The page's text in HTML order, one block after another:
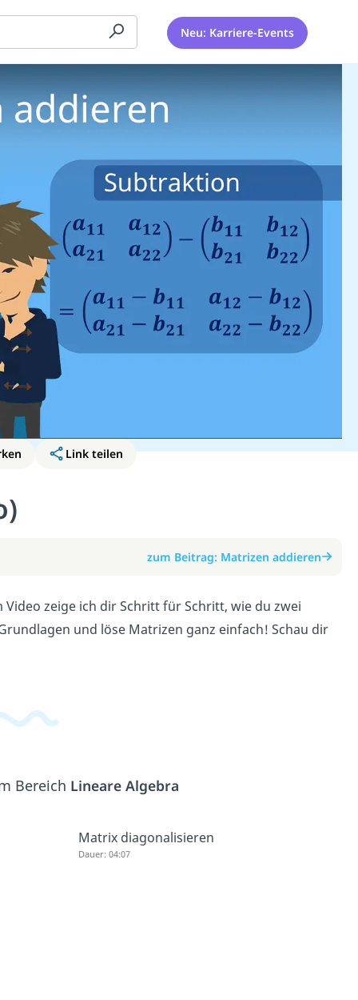
Neu: Karriere-Events
Link teilen
zum Beitrag: Matrizen addieren
zeige ich dir Schritt für Schritt, wie du zwei
und löse Matrizen ganz einfach! Schau dir
Bereich Lineare Algebra
Matrix diagonalisieren
Dauer: 04:07